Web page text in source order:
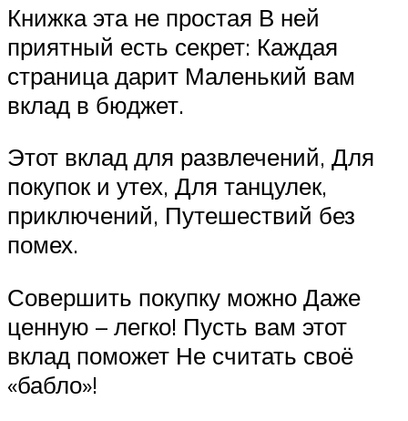
Книжка эта не простая В ней
приятный есть секрет: Каждая
страница дарит Маленький вам
вклад в бюджет.
Этот вклад для развлечений, Для
покупок и утех, Для танцулек,
приключений, Путешествий без
помех.
Совершить покупку можно Даже
ценную – легко! Пусть вам этот
вклад поможет Не считать своё
«бабло»!